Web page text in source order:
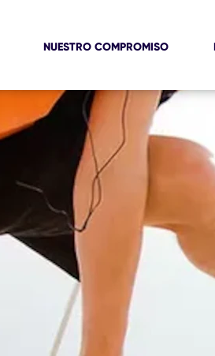
NUESTRO COMPROMISO